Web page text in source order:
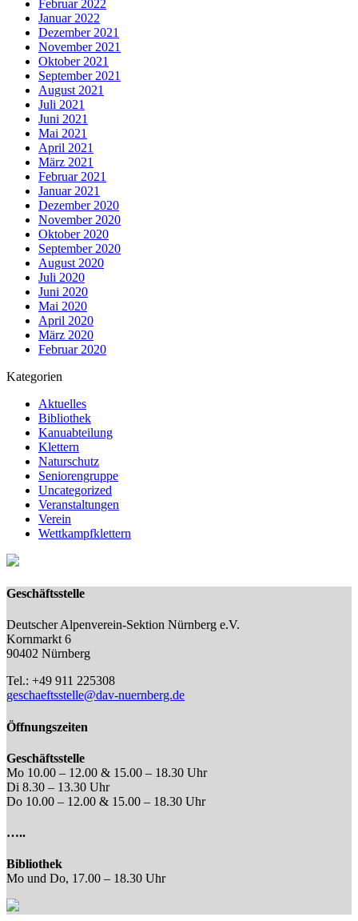
Februar 2022
Januar 2022
Dezember 2021
November 2021
Oktober 2021
September 2021
August 2021
Juli 2021
Juni 2021
Mai 2021
April 2021
März 2021
Februar 2021
Januar 2021
Dezember 2020
November 2020
Oktober 2020
September 2020
August 2020
Juli 2020
Juni 2020
Mai 2020
April 2020
März 2020
Februar 2020
Kategorien
Aktuelles
Bibliothek
Kanuabteilung
Klettern
Naturschutz
Seniorengruppe
Uncategorized
Veranstaltungen
Verein
Wettkampfklettern
Geschäftsstelle
Deutscher Alpenverein-Sektion Nürnberg e.V.
Kornmarkt 6
90402 Nürnberg
Tel.: +49 911 225308
geschaeftsstelle@dav-nuernberg.de
Öffnungszeiten
Geschäftsstelle
Mo 10.00 – 12.00 & 15.00 – 18.30 Uhr
Di 8.30 – 13.30 Uhr
Do 10.00 – 12.00 & 15.00 – 18.30 Uhr
…..
Bibliothek
Mo und Do, 17.00 – 18.30 Uhr